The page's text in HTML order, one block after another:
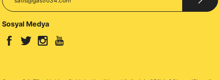
Sosyal Medya